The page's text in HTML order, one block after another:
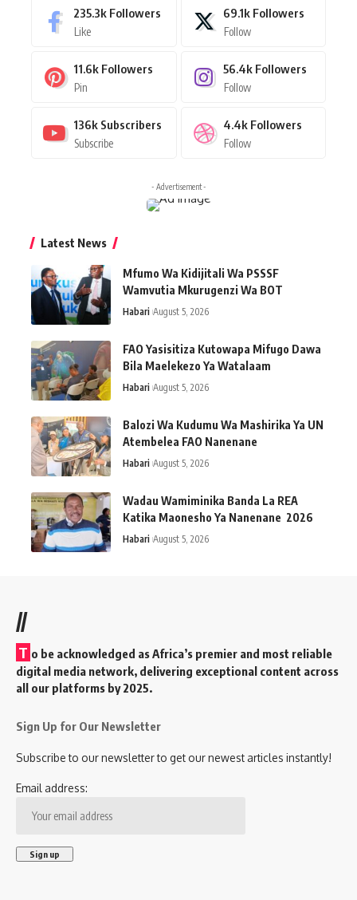
235.3k Followers
Like
69.1k Followers
Follow
11.6k Followers
Pin
56.4k Followers
Follow
136k Subscribers
Subscribe
4.4k Followers
Follow
- Advertisement -
Latest News
Mfumo Wa Kidijitali Wa PSSSF
Wamvutia Mkurugenzi Wa BOT
Habari August 5, 2026
FAO Yasisitiza Kutowapa Mifugo Dawa
Bila Maelekezo Ya Watalaam
Habari August 5, 2026
Balozi Wa Kudumu Wa Mashirika Ya UN
Atembelea FAO Nanenane
Habari August 5, 2026
Wadau Wamiminika Banda La REA
Katika Maonesho Ya Nanenane 2026
Habari August 5, 2026
//
T o be acknowledged as Africa’s premier and most reliable
digital media network, delivering exceptional content across
all our platforms by 2025.
Sign Up for Our Newsletter
Subscribe to our newsletter to get our newest articles instantly!
Email address: